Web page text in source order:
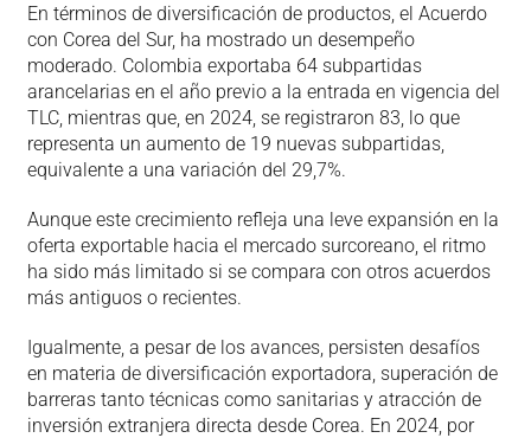
En términos de diversificación de productos, el Acuerdo
con Corea del Sur, ha mostrado un desempeño
moderado. Colombia exportaba 64 subpartidas
arancelarias en el año previo a la entrada en vigencia del
TLC, mientras que, en 2024, se registraron 83, lo que
representa un aumento de 19 nuevas subpartidas,
equivalente a una variación del 29,7%.
Aunque este crecimiento refleja una leve expansión en la
oferta exportable hacia el mercado surcoreano, el ritmo
ha sido más limitado si se compara con otros acuerdos
más antiguos o recientes.
Igualmente, a pesar de los avances, persisten desafíos
en materia de diversificación exportadora, superación de
barreras tanto técnicas como sanitarias y atracción de
inversión extranjera directa desde Corea. En 2024, por